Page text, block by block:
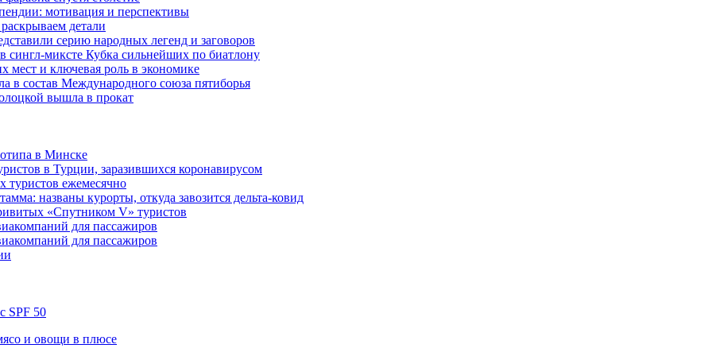
мотивация и перспективы
детали
серию народных легенд и заговоров
миксте Кубка сильнейших по биатлону
мест и ключевая роль в экономике
в состав Международного союза пятиборья
вышла в прокат
в Минске
в Турции, заразившихся коронавирусом
туристов ежемесячно
названы курорты, откуда завозится дельта-ковид
«Спутником V» туристов
для пассажиров
для пассажиров
SPF 50
и овощи в плюсе